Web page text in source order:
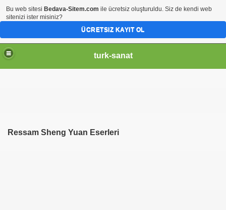
turk-sanat
Ressam Sheng Yuan Eserleri
Bu web sitesi Bedava-Sitem.com ile ücretsiz oluşturuldu. Siz de kendi web
sitenizi ister misiniz?
ÜCRETSIZ KAYIT OL